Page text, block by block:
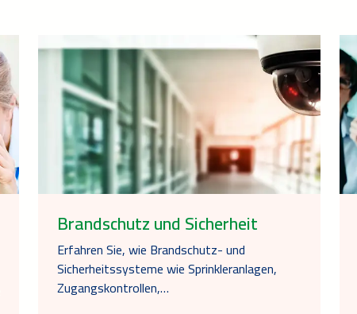
Brandschutz und Sicherheit
Erfahren Sie, wie Brandschutz- und
Sicherheitssysteme wie Sprinkleranlagen,
Zugangskontrollen,…